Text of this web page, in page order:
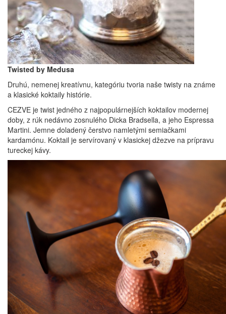
Twisted by Medusa
Druhú, nemenej kreatívnu, kategóriu tvoria naše twisty na známe
a klasické koktaily histórie.
CEZVE je twist jedného z najpopulárnejších koktailov modernej
doby, z rúk nedávno zosnulého Dicka Bradsella, a jeho Espressa
Martini. Jemne doladený čerstvo namletými semiačkami
kardamónu. Koktail je servírovaný v klasickej džezve na prípravu
tureckej kávy.